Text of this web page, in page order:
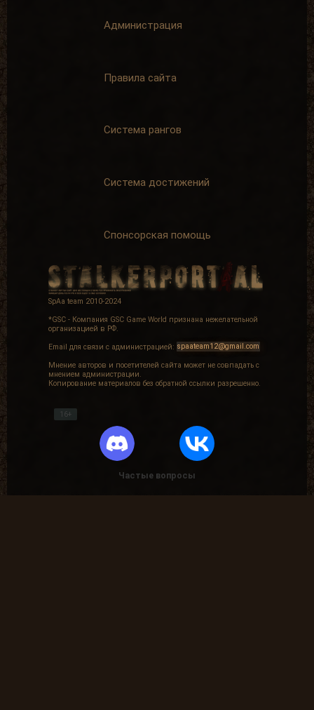
Администрация
Правила сайта
Система рангов
Система достижений
Спонсорская помощь
SpAa team 2010-2024
*GSC - Компания GSC Game World признана нежелательной
организацией в РФ.
Email для связи с администрацией: spaateam12@gmail.com
Мнение авторов и посетителей сайта может не совпадать с
мнением администрации.
Копирование материалов без обратной ссылки разрешенно.
16+
Частые вопросы